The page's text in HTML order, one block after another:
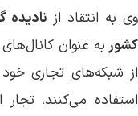
وی به انتقاد از نادیده
کشوربه عنوان
از شبکه‌های تجاری خود
استفاده می‌کنند،